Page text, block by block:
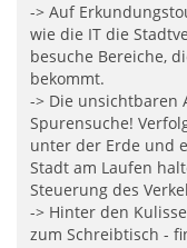
-> Auf
wie die IT die
besuche Bereiche,
bekommt.
-> Die unsichtbaren
Spurensuche!
unter der Erde und
Stadt am Laufen
Steuerung des
-> Hinter den
zum Schreibtisch -